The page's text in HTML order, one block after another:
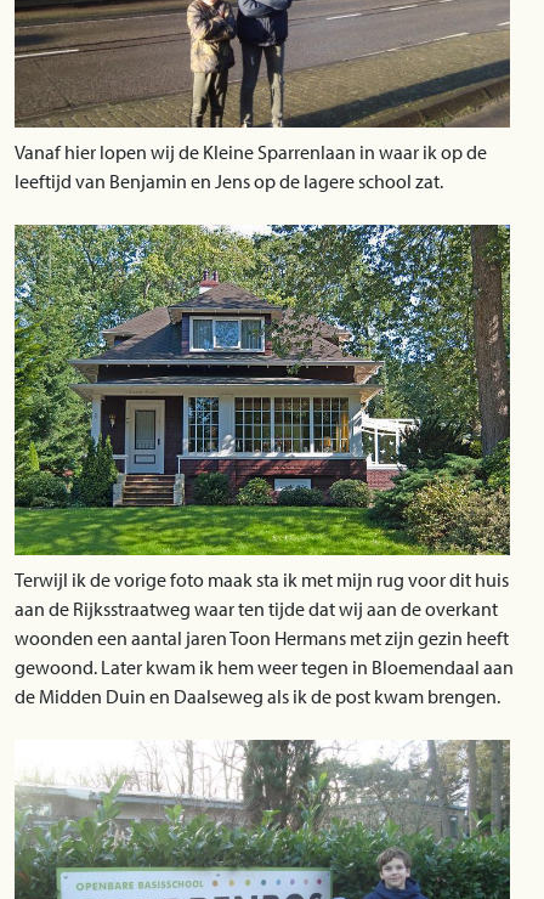
Vanaf hier lopen wij de Kleine Sparrenlaan in waar ik op de
leeftijd van Benjamin en Jens op de lagere school zat.
Terwijl ik de vorige foto maak sta ik met mijn rug voor dit huis
aan de Rijksstraatweg waar ten tijde dat wij aan de overkant
woonden een aantal jaren Toon Hermans met zijn gezin heeft
gewoond. Later kwam ik hem weer tegen in Bloemendaal aan
de Midden Duin en Daalseweg als ik de post kwam brengen.